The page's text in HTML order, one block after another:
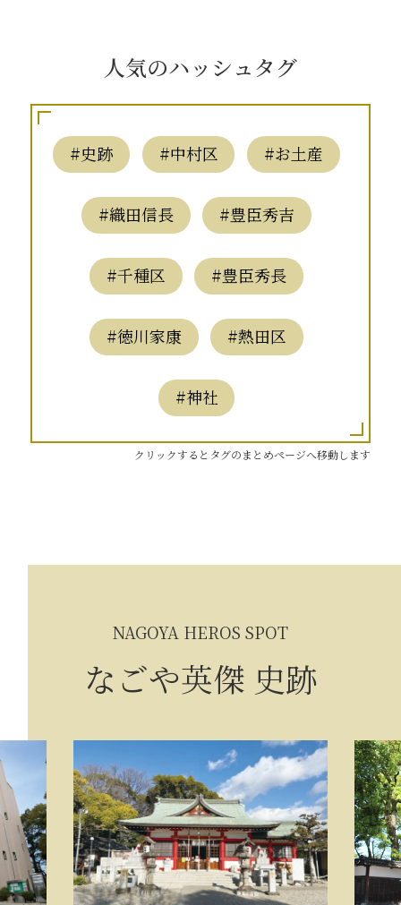
人気のハッシュタグ
#史跡 #中村区 #お土産
#織田信長 #豊臣秀吉
#千種区 #豊臣秀長
#徳川家康 #熱田区
#神社
クリックするとタグのまとめページへ移動します
NAGOYA HEROS SPOT
なごや英傑 史跡